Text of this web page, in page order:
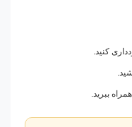
کنید.
ببرید.